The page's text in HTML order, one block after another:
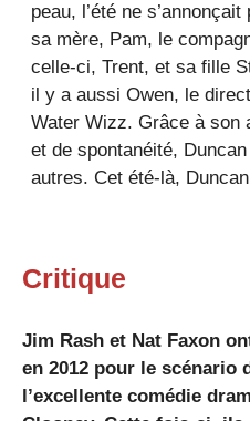
peau, l’été ne
sa mère, Pam, le
celle-ci, Trent, et sa fille
il y a aussi Owen, le
Water Wizz. Grâce à son
et de spontanéité,
autres. Cet été-là,
Critique
Jim Rash et Nat Faxon
en 2012 pour le scénario
l’excellente comédie